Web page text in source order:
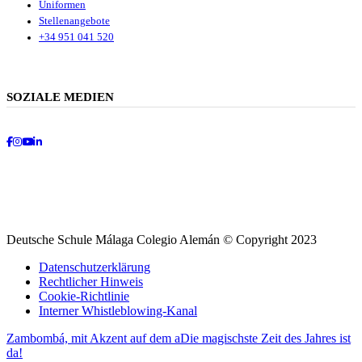
Uniformen
Stellenangebote
+34 951 041 520
SOZIALE MEDIEN
Deutsche Schule Málaga Colegio Alemán © Copyright 2023
Datenschutzerklärung
Rechtlicher Hinweis
Cookie-Richtlinie
Interner Whistleblowing-Kanal
Zambombá, mit Akzent auf dem aDie magischste Zeit des Jahres ist
da!